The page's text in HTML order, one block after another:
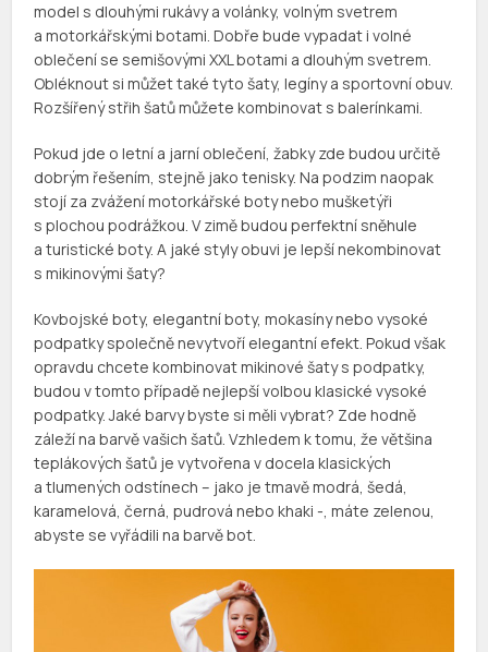
model s dlouhými rukávy a volánky, volným svetrem
a motorkářskými botami. Dobře bude vypadat i volné
oblečení se semišovými XXL botami a dlouhým svetrem.
Obléknout si můžet také tyto šaty, legíny a sportovní obuv.
Rozšířený střih šatů můžete kombinovat s balerínkami.
Pokud jde o letní a jarní oblečení, žabky zde budou určitě
dobrým řešením, stejně jako tenisky. Na podzim naopak
stojí za zvážení motorkářské boty nebo mušketýři
s plochou podrážkou. V zimě budou perfektní sněhule
a turistické boty. A jaké styly obuvi je lepší nekombinovat
s mikinovými šaty?
Kovbojské boty, elegantní boty, mokasíny nebo vysoké
podpatky společně nevytvoří elegantní efekt. Pokud však
opravdu chcete kombinovat mikinové šaty s podpatky,
budou v tomto případě nejlepší volbou klasické vysoké
podpatky. Jaké barvy byste si měli vybrat? Zde hodně
záleží na barvě vašich šatů. Vzhledem k tomu, že většina
teplákových šatů je vytvořena v docela klasických
a tlumených odstínech – jako je tmavě modrá, šedá,
karamelová, černá, pudrová nebo khaki -, máte zelenou,
abyste se vyřádili na barvě bot.